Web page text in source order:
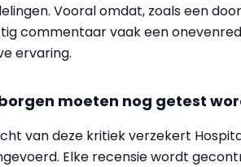
Vooral omdat, zoals een
commentaar vaak een
ervaring.
moeten nog getest
van deze kritiek verzekert
Elke recensie wordt